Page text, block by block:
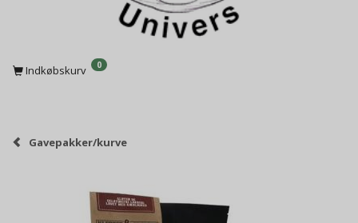
Indkøbskurv 0
Gavepakker/kurve